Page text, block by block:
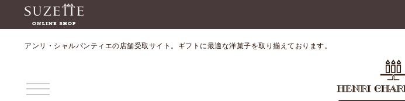
アンリ・シャルパンティエの店舗受取サイト。ギフトに最適な洋菓子を取り揃えております。